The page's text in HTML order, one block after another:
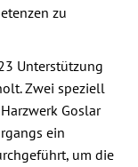
zu
Unterstützung
Zwei speziell
Goslar
ein
rchgeführt, um die